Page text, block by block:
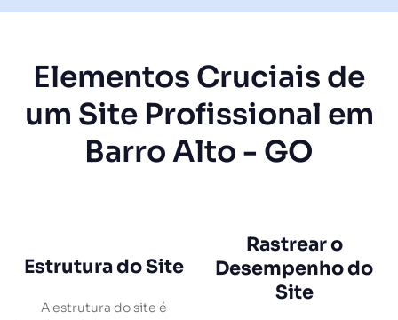
Elementos Cruciais de
um Site Profissional em
Barro Alto - GO
Estrutura do Site
A estrutura do site é
Rastrear o
Desempenho do
Site